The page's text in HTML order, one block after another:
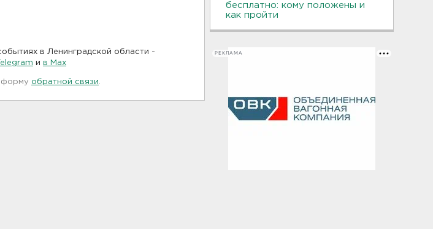
в Ленинградской области -
и в Maх
форму обратной связи
бесплатно: кому положены и
как пройти
РЕКЛАМА